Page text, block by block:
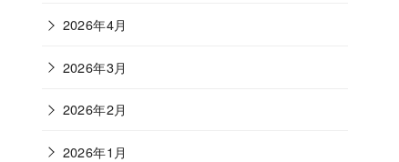
2026年4月
2026年3月
2026年2月
2026年1月